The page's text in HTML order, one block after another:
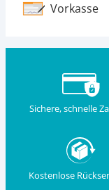
Vorkasse
Sichere, schnelle
Kostenlose